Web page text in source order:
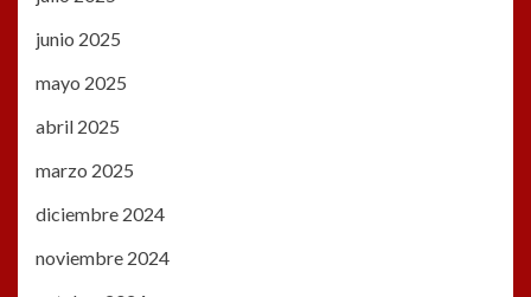
junio 2025
mayo 2025
abril 2025
marzo 2025
diciembre 2024
noviembre 2024